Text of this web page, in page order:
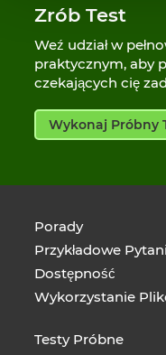
Zrób Test
Weź udział w
praktycznym, aby
czekających cię
Wykonaj Próbny
Porady
Przykładowe
Dostępność
Wykorzystanie
Testy Próbne